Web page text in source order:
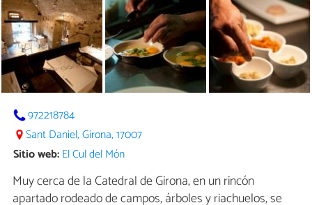
972218784
Sant Daniel, Girona, 17007
Sitio web:El Cul del Món
Muy cerca de la Catedral de Girona, en un rincón
apartado rodeado de campos, árboles y riachuelos, se